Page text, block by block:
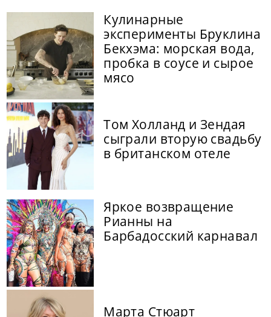
Кулинарные
эксперименты Бруклина
Бекхэма: морская вода,
пробка в соусе и сырое
мясо
Том Холланд и Зендая
сыграли вторую свадьбу
в британском отеле
Яркое возвращение
Рианны на
Барбадосский карнавал
Марта Стюарт